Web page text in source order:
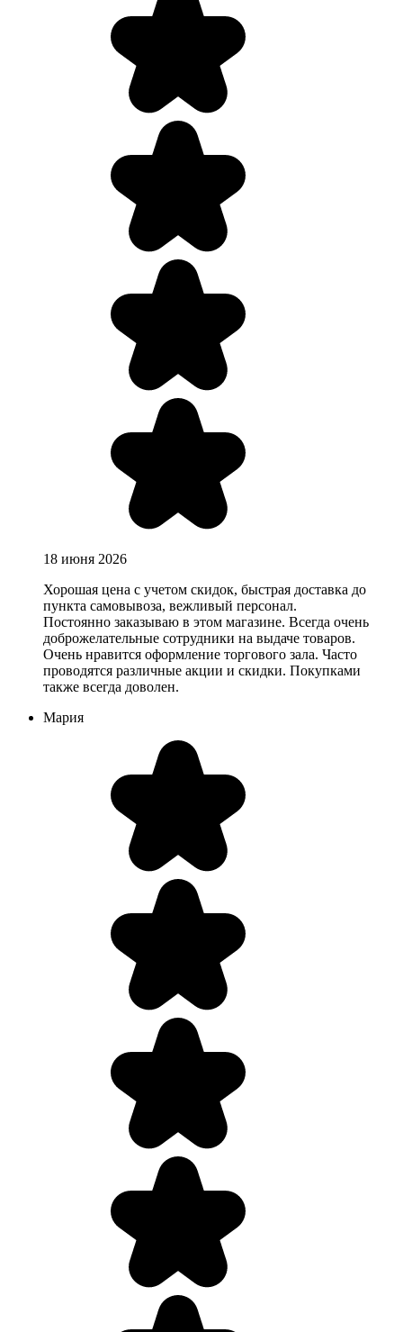
18 июня 2026
Хорошая цена с учетом скидок, быстрая доставка до
пункта самовывоза, вежливый персонал.
Постоянно заказываю в этом магазине. Всегда очень
доброжелательные сотрудники на выдаче товаров.
Очень нравится оформление торгового зала. Часто
проводятся различные акции и скидки. Покупками
также всегда доволен.
Мария